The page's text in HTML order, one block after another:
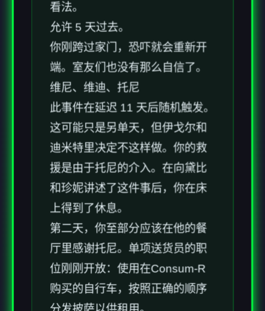
看法。
允许 5 天过去。
你刚跨过家门，恐吓就会重新开
端。室友们也没有那么自信了。
维尼、维迪、托尼
此事件在延迟 11 天后随机触发。
这可能只是另单天，但伊戈尔和
迪米特里决定不这样做。你的救
援是由于托尼的介入。在向黛比
和珍妮讲述了这件事后，你在床
上得到了休息。
第二天，你至部分应该在他的餐
厅里感谢托尼。单项送货员的职
位刚刚开放：使用在Consum-R
购买的自行车，按照正确的顺序
分发披萨以供租用。